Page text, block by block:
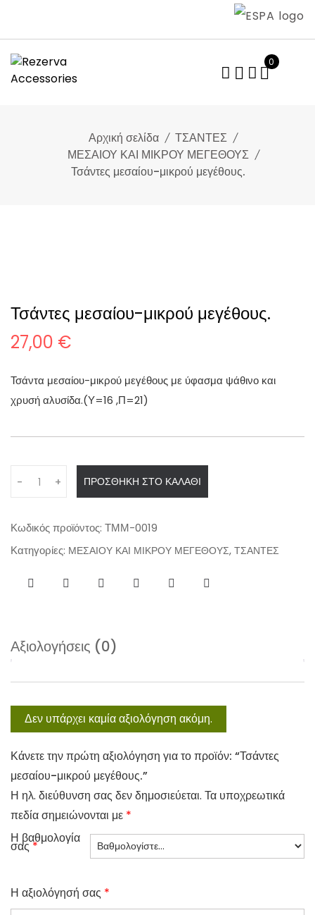
content
0
Αρχική σελίδα
ΤΣΑΝΤΕΣ
ΜΕΣΑΙΟΥ ΚΑΙ ΜΙΚΡΟΥ ΜΕΓΕΘΟΥΣ
Τσάντες μεσαίου-μικρού μεγέθους.
Τσάντες μεσαίου-μικρού μεγέθους.
27,00 €
Τσάντα μεσαίου-μικρού μεγέθους με ύφασμα ψάθινο και
χρυσή αλυσίδα.(Υ=16 ,Π=21)
n
i
- + ΠΡΟΣΘΉΚΗ ΣΤΟ ΚΑΛΆΘΙ
Κωδικός προϊόντος: ΤΜΜ-0019
Κατηγορίες: ΜΕΣΑΙΟΥ ΚΑΙ ΜΙΚΡΟΥ ΜΕΓΕΘΟΥΣ, ΤΣΑΝΤΕΣ
Αξιολογήσεις (0)
Δεν υπάρχει καμία αξιολόγηση ακόμη.
Κάνετε την πρώτη αξιολόγηση για το προϊόν: “Τσάντες
μεσαίου-μικρού μεγέθους.”
Η ηλ. διεύθυνση σας δεν δημοσιεύεται. Τα υποχρεωτικά
πεδία σημειώνονται με *
Η βαθμολογία
σας*
Η αξιολόγησή σας *